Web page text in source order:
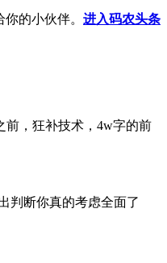
的小伙伴。 进入码农头条
前，狂补技术，4w字的前
判断你真的考虑全面了